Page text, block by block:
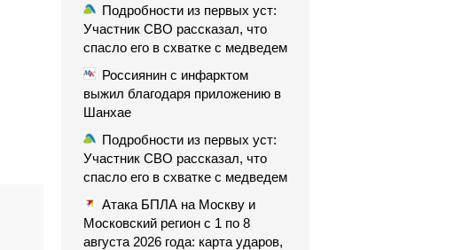
Подробности из первых уст:
Участник СВО рассказал, что
спасло его в схватке с медведем
Россиянин с инфарктом
выжил благодаря приложению в
Шанхае
Подробности из первых уст:
Участник СВО рассказал, что
спасло его в схватке с медведем
Атака БПЛА на Москву и
Московский регион с 1 по 8
августа 2026 года: карта ударов,